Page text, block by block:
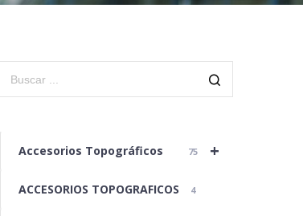
+
Accesorios Topográficos 75
ACCESORIOS TOPOGRAFICOS 4